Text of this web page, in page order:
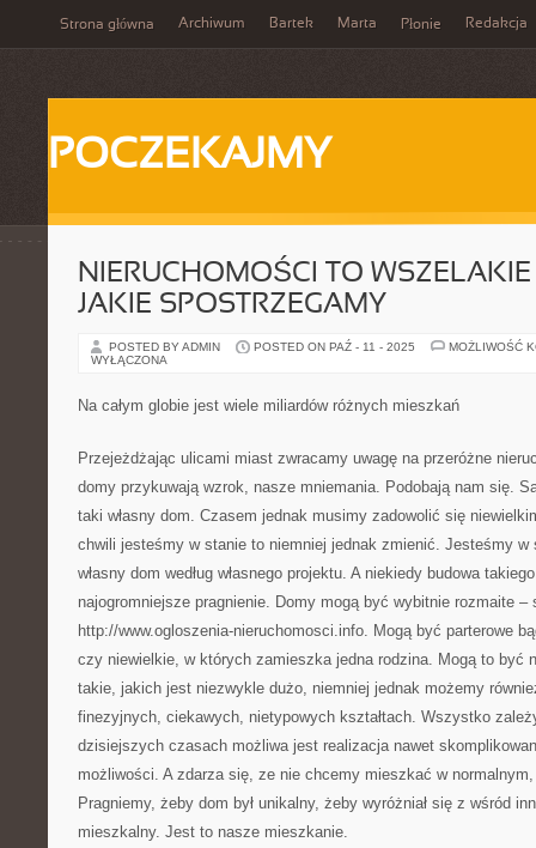
Strona główna Archiwum Bartek Marta Płonie Redakcja
POCZEKAJMY
NIERUCHOMOŚCI TO
JAKIE SPOSTRZEGAMY
POSTED BY ADMIN POSTED ON PAŹ - 11 - 2025
MOŻLIWOŚĆ
WYŁĄCZONA
Na całym globie jest wiele miliardów różnych mieszkań
Przejeżdżając ulicami miast zwracamy uwagę na przeróżne
domy przykuwają wzrok, nasze mniemania. Podobają nam się.
taki własny dom. Czasem jednak musimy zadowolić się
chwili jesteśmy w stanie to niemniej jednak zmienić. Jesteśmy w
własny dom według własnego projektu. A niekiedy budowa
najogromniejsze pragnienie. Domy mogą być wybitnie rozmaite –
http://www.ogloszenia-nieruchomosci.info. Mogą być parterowe
czy niewielkie, w których zamieszka jedna rodzina. Mogą to być
takie, jakich jest niezwykle dużo, niemniej jednak możemy
finezyjnych, ciekawych, nietypowych kształtach. Wszystko
dzisiejszych czasach możliwa jest realizacja nawet
możliwości. A zdarza się, ze nie chcemy mieszkać w
Pragniemy, żeby dom był unikalny, żeby wyróżniał się z wśród
mieszkalny. Jest to nasze mieszkanie.